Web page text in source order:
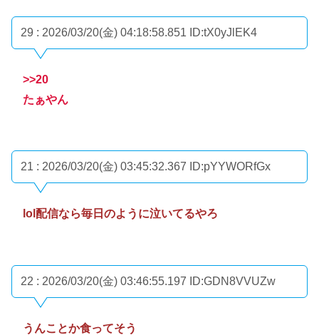
29 : 2026/03/20(金) 04:18:58.851 ID:tX0yJlEK4
>>20
たぁやん
21 : 2026/03/20(金) 03:45:32.367 ID:pYYWORfGx
lol配信なら毎日のように泣いてるやろ
22 : 2026/03/20(金) 03:46:55.197 ID:GDN8VVUZw
うんことか食ってそう